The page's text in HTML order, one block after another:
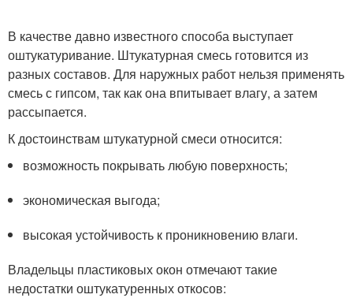
В качестве давно известного способа выступает
оштукатуривание. Штукатурная смесь готовится из
разных составов. Для наружных работ нельзя применять
смесь с гипсом, так как она впитывает влагу, а затем
рассыпается.
К достоинствам штукатурной смеси относится:
возможность покрывать любую поверхность;
экономическая выгода;
высокая устойчивость к проникновению влаги.
Владельцы пластиковых окон отмечают такие
недостатки оштукатуренных откосов: